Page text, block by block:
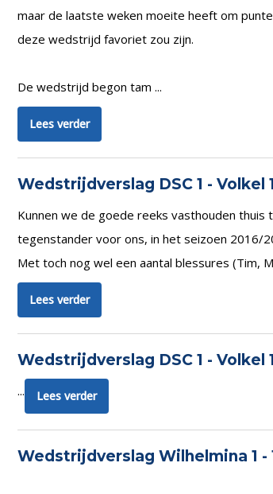
maar de laatste weken moeite heeft om
deze wedstrijd favoriet zou zijn.
De wedstrijd begon tam ...
Lees verder
Wedstrijdverslag DSC 1 - Volkel 1
Kunnen we de goede reeks vasthouden thuis
tegenstander voor ons, in het seizoen 2016/
Met toch nog wel een aantal blessures (Tim,
Lees verder
Wedstrijdverslag DSC 1 - Volkel 1
... Lees verder
Wedstrijdverslag Wilhelmina 1 -